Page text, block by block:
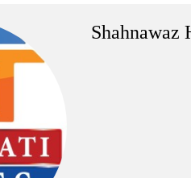
Shahnawaz